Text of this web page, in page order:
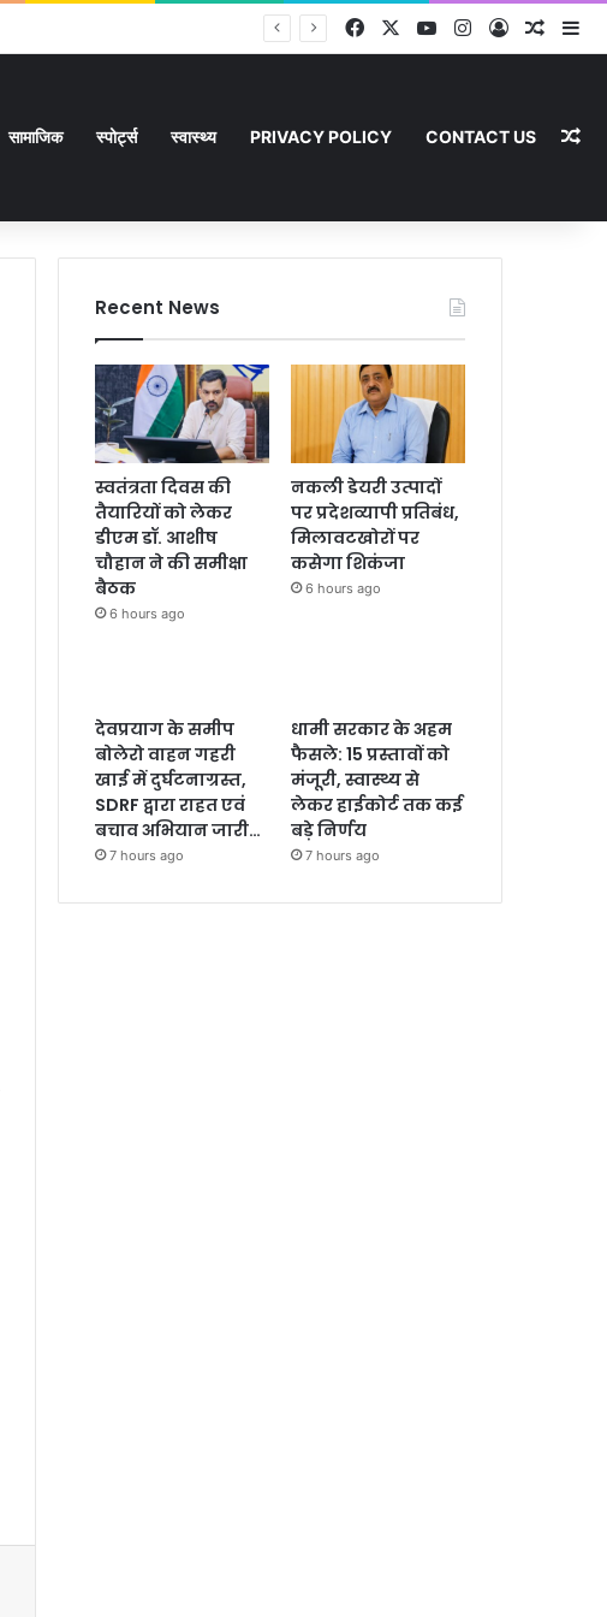
FacebookYouTubeInstagram
Log In
सामाजिक स्पोर्ट्स स्वास्थ्य PRIVACY POLICY CONTACT US
Recent News
स्वतंत्रता दिवस की
तैयारियों को लेकर
डीएम डॉ. आशीष
चौहान ने की समीक्षा
बैठक
6 hours ago
नकली डेयरी उत्पादों
पर प्रदेशव्यापी प्रतिबंध,
मिलावटखोरों पर
कसेगा शिकंजा
6 hours ago
देवप्रयाग के समीप
बोलेरो वाहन गहरी
खाई में दुर्घटनाग्रस्त,
SDRF द्वारा राहत एवं
बचाव अभियान जारी…
7 hours ago
धामी सरकार के अहम
फैसले: 15 प्रस्तावों को
मंजूरी, स्वास्थ्य से
लेकर हाईकोर्ट तक कई
बड़े निर्णय
7 hours ago